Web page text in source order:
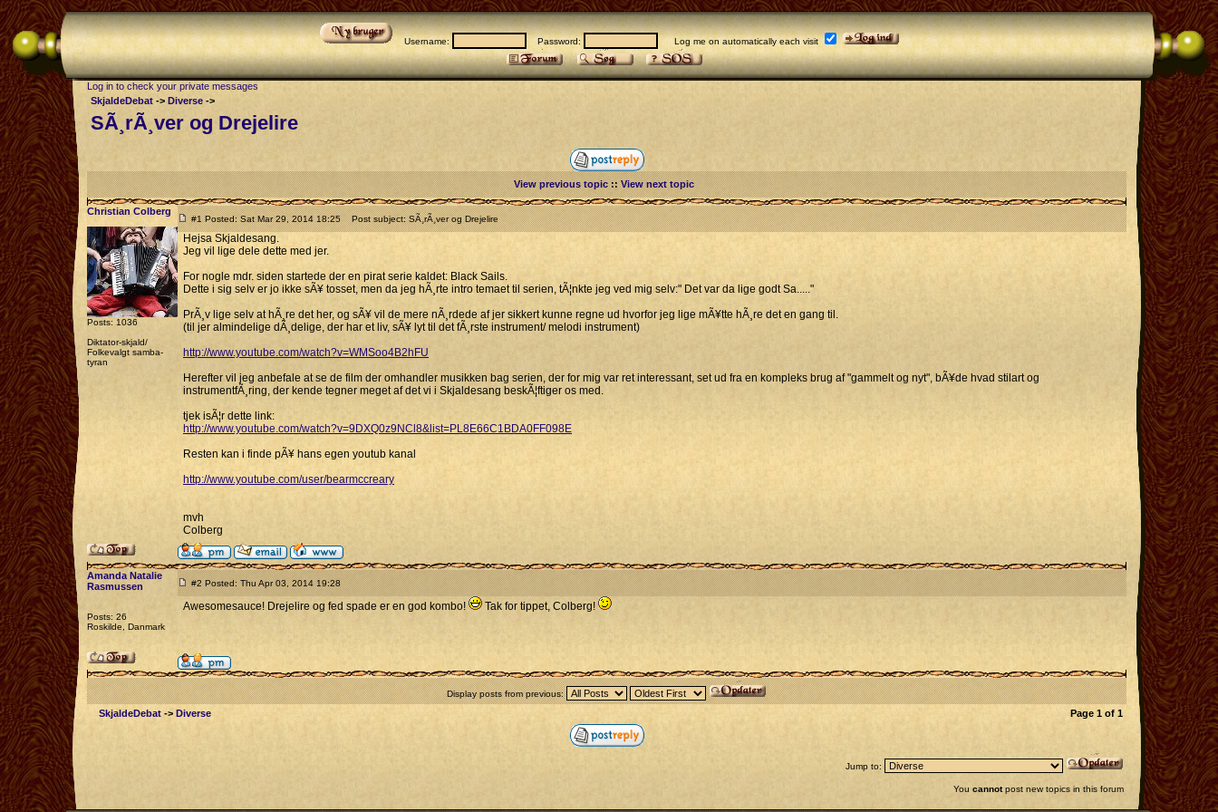
Username: Password: Log me on automatically each visit
Log in to check your private messages
SkjaldeDebat -> Diverse ->
SÃ¸rÃ¸ver og Drejelire
View previous topic::View next topic
Christian Colberg
Posts: 1036
Diktator-skjald/
Folkevalgt samba-
tyran
#1 Posted: Sat Mar 29, 2014 18:25 Post subject: SÃ¸rÃ¸ver og Drejelire
Hejsa Skjaldesang.
Jeg vil lige dele dette med jer.
For nogle mdr. siden startede der en pirat serie kaldet: Black Sails.
Dette i sig selv er jo ikke sÃ¥ tosset, men da jeg hÃ¸rte intro temaet til serien, tÃ¦nkte jeg ved mig selv:" Det var da lige godt Sa....."
PrÃ¸v lige selv at hÃ¸re det her, og sÃ¥ vil de mere nÃ¸rdede af jer sikkert kunne regne ud hvorfor jeg lige mÃ¥tte hÃ¸re det en gang til.
(til jer almindelige dÃ¸delige, der har et liv, sÃ¥ lyt til det fÃ¸rste instrument/ melodi instrument)
http://www.youtube.com/watch?v=WMSoo4B2hFU
Herefter vil jeg anbefale at se de film der omhandler musikken bag serien, der for mig var ret interessant, set ud fra en kompleks brug af "gammelt og nyt", bÃ¥de hvad stilart og
instrumentfÃ¸ring, der kende tegner meget af det vi i Skjaldesang beskÃ¦ftiger os med.
tjek isÃ¦r dette link:
http://www.youtube.com/watch?v=9DXQ0z9NCl8&list=PL8E66C1BDA0FF098E
Resten kan i finde pÃ¥ hans egen youtub kanal
http://www.youtube.com/user/bearmccreary
mvh
Colberg
Amanda Natalie
Rasmussen
Posts: 26
Roskilde, Danmark
#2 Posted: Thu Apr 03, 2014 19:28
Awesomesauce! Drejelire og fed spade er en god kombo! Tak for tippet, Colberg!
Display posts from previous:
SkjaldeDebat -> Diverse Page 1 of 1
Jump to:
You cannotpost new topics in this forum